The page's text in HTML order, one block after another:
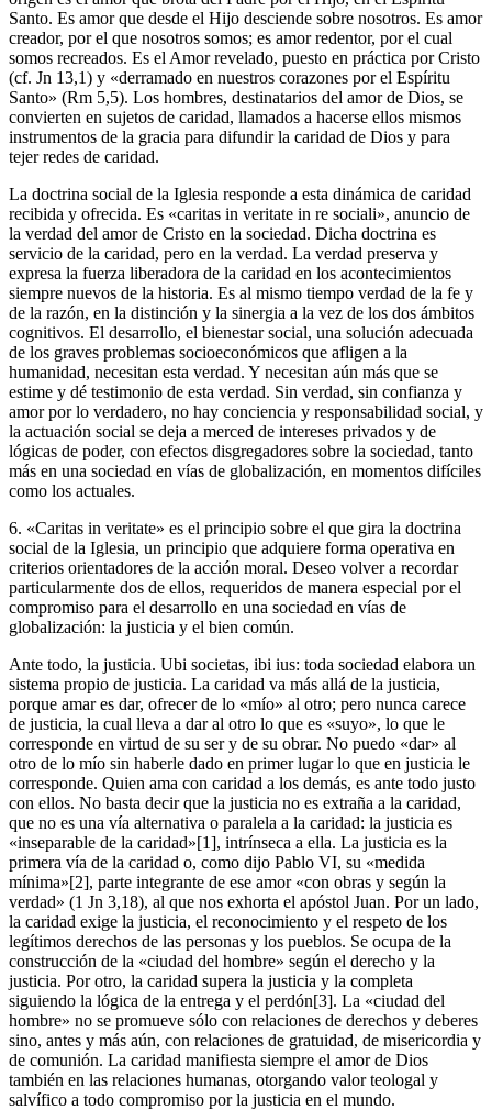
Santo. Es amor que desde el Hijo desciende sobre nosotros. Es amor
creador, por el que nosotros somos; es amor redentor, por el cual
somos recreados. Es el Amor revelado, puesto en práctica por Cristo
(cf. Jn 13,1) y «derramado en nuestros corazones por el Espíritu
Santo» (Rm 5,5). Los hombres, destinatarios del amor de Dios, se
convierten en sujetos de caridad, llamados a hacerse ellos mismos
instrumentos de la gracia para difundir la caridad de Dios y para
tejer redes de caridad.
La doctrina social de la Iglesia responde a esta dinámica de caridad
recibida y ofrecida. Es «caritas in veritate in re sociali», anuncio de
la verdad del amor de Cristo en la sociedad. Dicha doctrina es
servicio de la caridad, pero en la verdad. La verdad preserva y
expresa la fuerza liberadora de la caridad en los acontecimientos
siempre nuevos de la historia. Es al mismo tiempo verdad de la fe y
de la razón, en la distinción y la sinergia a la vez de los dos ámbitos
cognitivos. El desarrollo, el bienestar social, una solución adecuada
de los graves problemas socioeconómicos que afligen a la
humanidad, necesitan esta verdad. Y necesitan aún más que se
estime y dé testimonio de esta verdad. Sin verdad, sin confianza y
amor por lo verdadero, no hay conciencia y responsabilidad social, y
la actuación social se deja a merced de intereses privados y de
lógicas de poder, con efectos disgregadores sobre la sociedad, tanto
más en una sociedad en vías de globalización, en momentos difíciles
como los actuales.
6. «Caritas in veritate» es el principio sobre el que gira la doctrina
social de la Iglesia, un principio que adquiere forma operativa en
criterios orientadores de la acción moral. Deseo volver a recordar
particularmente dos de ellos, requeridos de manera especial por el
compromiso para el desarrollo en una sociedad en vías de
globalización: la justicia y el bien común.
Ante todo, la justicia. Ubi societas, ibi ius: toda sociedad elabora un
sistema propio de justicia. La caridad va más allá de la justicia,
porque amar es dar, ofrecer de lo «mío» al otro; pero nunca carece
de justicia, la cual lleva a dar al otro lo que es «suyo», lo que le
corresponde en virtud de su ser y de su obrar. No puedo «dar» al
otro de lo mío sin haberle dado en primer lugar lo que en justicia le
corresponde. Quien ama con caridad a los demás, es ante todo justo
con ellos. No basta decir que la justicia no es extraña a la caridad,
que no es una vía alternativa o paralela a la caridad: la justicia es
«inseparable de la caridad»[1], intrínseca a ella. La justicia es la
primera vía de la caridad o, como dijo Pablo VI, su «medida
mínima»[2], parte integrante de ese amor «con obras y según la
verdad» (1 Jn 3,18), al que nos exhorta el apóstol Juan. Por un lado,
la caridad exige la justicia, el reconocimiento y el respeto de los
legítimos derechos de las personas y los pueblos. Se ocupa de la
construcción de la «ciudad del hombre» según el derecho y la
justicia. Por otro, la caridad supera la justicia y la completa
siguiendo la lógica de la entrega y el perdón[3]. La «ciudad del
hombre» no se promueve sólo con relaciones de derechos y deberes
sino, antes y más aún, con relaciones de gratuidad, de misericordia y
de comunión. La caridad manifiesta siempre el amor de Dios
también en las relaciones humanas, otorgando valor teologal y
salvífico a todo compromiso por la justicia en el mundo.